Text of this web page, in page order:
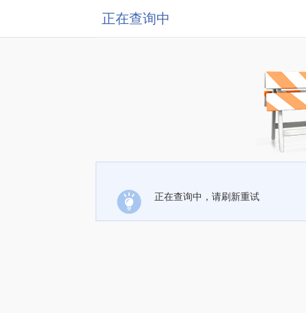
正在查询中
正在查询中，请刷新重试